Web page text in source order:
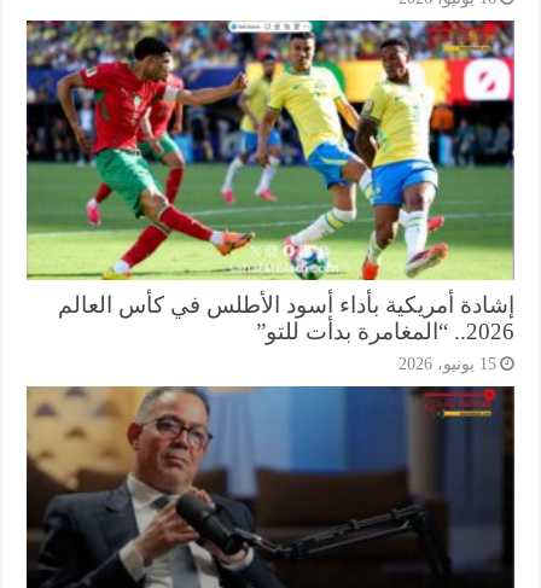
أمريكية بأداء أسود الأطلس في كأس العالم
بدأت للتو”